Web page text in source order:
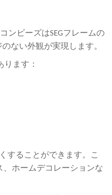
ンビーズはSEGフレームの
ない外観が実現します。
ます：
することができます。こ
、ホームデコレーションな